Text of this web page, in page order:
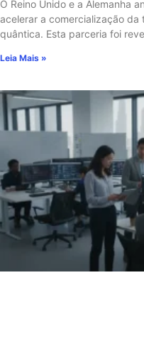
O Reino Unido e a Alemanha
acelerar a comercialização
quântica. Esta parceria foi
Leia Mais »